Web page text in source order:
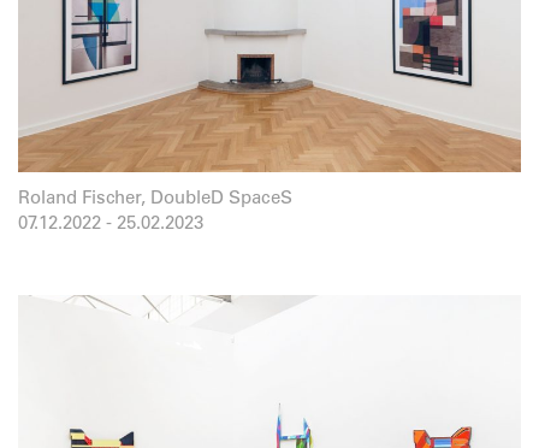
Roland Fischer, DoubleD SpaceS
07.12.2022 - 25.02.2023